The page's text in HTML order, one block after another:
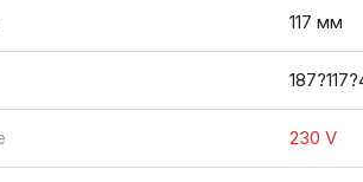
117 мм
230 V